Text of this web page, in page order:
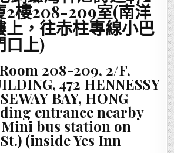
2樓208-209室(南洋
上，往赤柱專線小巴
口上)
208-209, 2/F,
472 HENNESSY
BAY, HONG
entrance nearby
bus station on
(inside Yes Inn